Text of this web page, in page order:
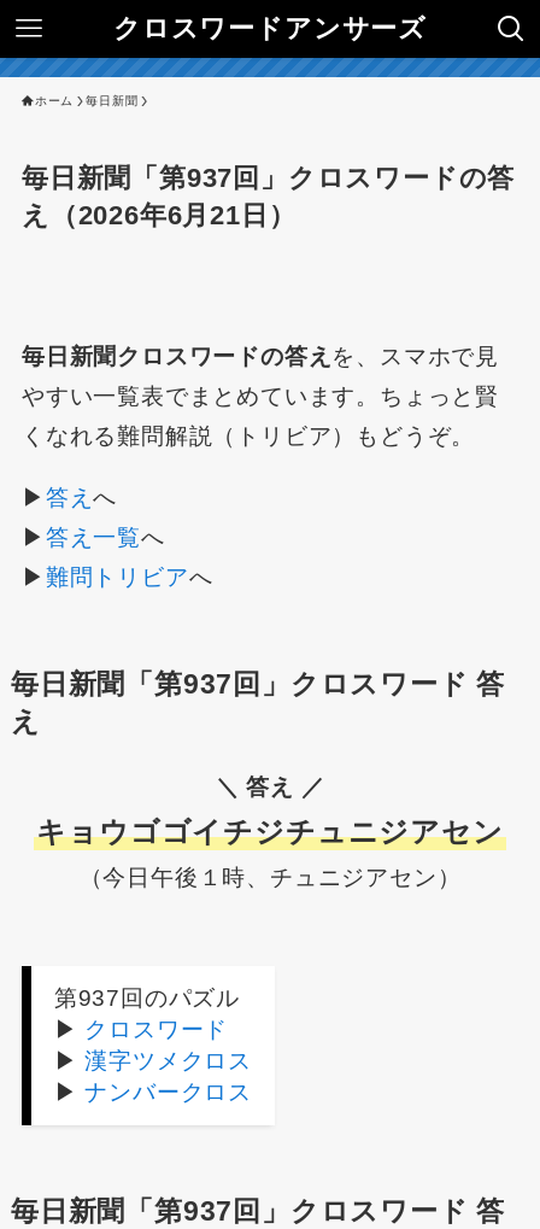
クロスワードアンサーズ
ホーム 毎日新聞
毎日新聞「第937回」クロスワードの答
え（2026年6月21日）
毎日新聞クロスワードの答え を、スマホで見
やすい一覧表でまとめています。ちょっと賢
くなれる難問解説（トリビア）もどうぞ。
▶ 答えへ
▶ 答え一覧へ
▶ 難問トリビアへ
毎日新聞「第937回」クロスワード 答
え
＼ 答え ／
キョウゴゴイチジチュニジアセン
（今日午後１時、チュニジアセン）
第937回のパズル
▶ クロスワード
▶漢字ツメクロス
▶ナンバークロス
毎日新聞「第937回」クロスワード 答